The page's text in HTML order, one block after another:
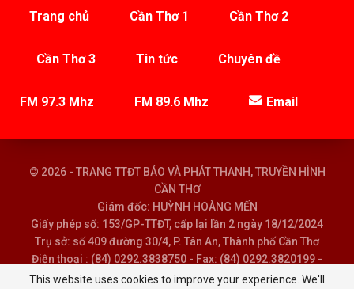
Trang chủ Cần Thơ 1 Cần Thơ 2
Cần Thơ 3 Tin tức Chuyên đề
FM 97.3 Mhz FM 89.6 Mhz Email
© 2026 - TRANG TTĐT BÁO VÀ PHÁT THANH, TRUYỀN HÌNH
CẦN THƠ
Giám đốc: HUỲNH HOÀNG MẾN
Giấy phép số: 153/GP-TTĐT, cấp lại lần 2 ngày 18/12/2024
Trụ sở: số 409 đường 30/4, P. Tân An, Thành phố Cần Thơ
Điện thoại : (84) 0292.3838750 - Fax: (84) 0292.3820199 -
Email : baoptth@cantho.gov.vn
This website uses cookies to improve your experience. We'll